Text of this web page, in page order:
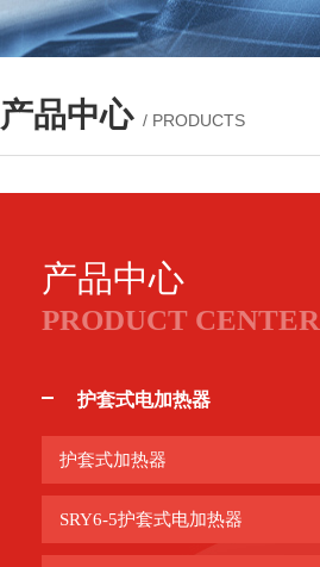
产品中心 / PRODUCTS
产品中心
PRODUCT CENTER
护套式电加热器
护套式加热器
SRY6-5护套式电加热器